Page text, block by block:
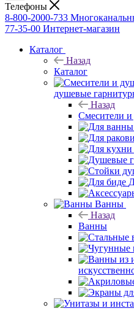
Телефоны
8-800-2000-733
77-35-00 Интернет-магазин
Каталог
Назад
Каталог
душевые
Назад
Смесители
Ванны
Назад
Ванны